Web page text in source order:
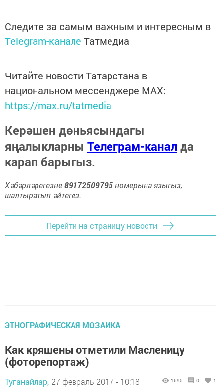
Следите за самым важным и интересным в
Telegram-канале Татмедиа
Читайте новости Татарстана в
национальном мессенджере MАХ:
https://max.ru/tatmedia
Керәшен дөньясындагы
яңалыкларны Телеграм-каналда
карап барыгыз.
Хәбәрләрегезне89172509795номерына языгыз,
шалтыратып әйтегез.
Перейти на страницу новости
ЭТНОГРАФИЧЕСКАЯ МОЗАИКА
Как кряшены отметили Масленицу
(фоторепортаж)
Туганайлар, 27 февраль 2017 - 10:18 1695 0 1